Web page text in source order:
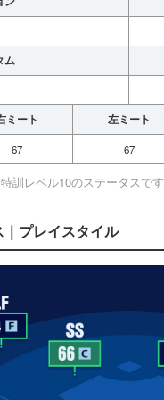
ム
ミート 左ミート
67 67
訓レベル10のステータスです
プレイスタイル